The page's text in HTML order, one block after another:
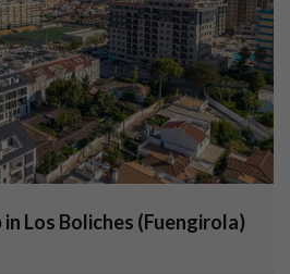
Los Boliches (Fuengirola)